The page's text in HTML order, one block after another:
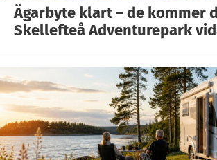
Ägarbyte klart – de kommer
Skellefteå Adventurepark